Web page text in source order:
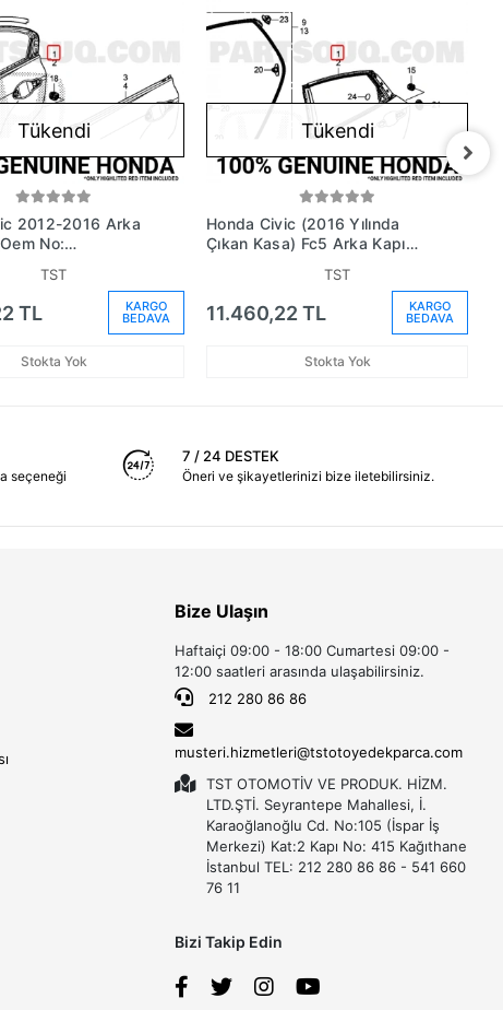
Tükendi
2012-2016 Arka
No:
TST
TL KARGO
BEDAVA
Stokta Yok
Tükendi
Honda Civic (2016 Yılında
Çıkan Kasa) Fc5 Arka Kapı
67510Tecq00Zz)TST
11.460,22 TL KARGO
BEDAVA
Stokta Yok
seçeneği
7 / 24 DESTEK
Öneri ve şikayetlerinizi bize iletebilirsiniz.
Bize Ulaşın
Haftaiçi 09:00 - 18:00 Cumartesi 09:00 -
12:00 saatleri arasında ulaşabilirsiniz.
212 280 86 86
musteri.hizmetleri@tstotoyedekparca.com
TST OTOMOTİV VE PRODUK. HİZM.
LTD.ŞTİ. Seyrantepe Mahallesi, İ.
Karaoğlanoğlu Cd. No:105 (İspar İş
Merkezi) Kat:2 Kapı No: 415 Kağıthane
İstanbul TEL: 212 280 86 86 - 541 660
76 11
Bizi Takip Edin